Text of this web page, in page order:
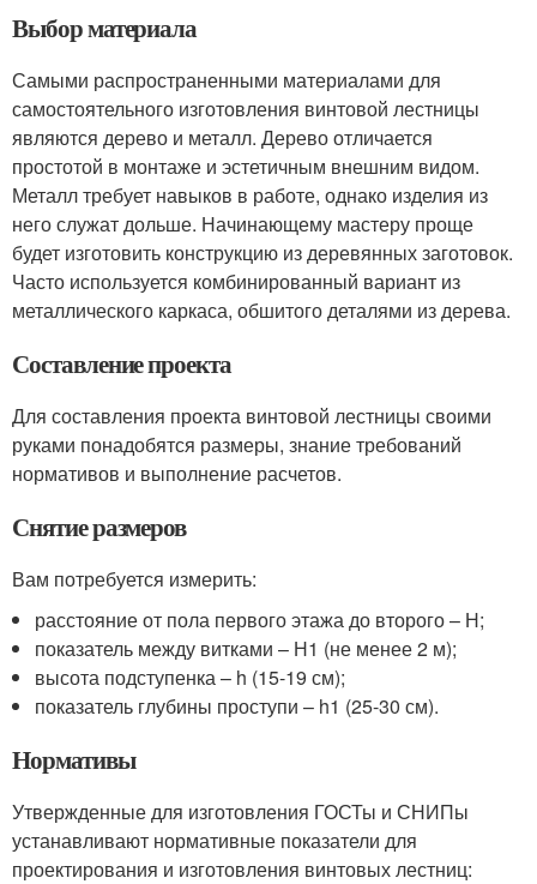
Выбор материала
Самыми распространенными материалами для
самостоятельного изготовления винтовой лестницы
являются дерево и металл. Дерево отличается
простотой в монтаже и эстетичным внешним видом.
Металл требует навыков в работе, однако изделия из
него служат дольше. Начинающему мастеру проще
будет изготовить конструкцию из деревянных заготовок.
Часто используется комбинированный вариант из
металлического каркаса, обшитого деталями из дерева.
Составление проекта
Для составления проекта винтовой лестницы своими
руками понадобятся размеры, знание требований
нормативов и выполнение расчетов.
Снятие размеров
Вам потребуется измерить:
расстояние от пола первого этажа до второго – Н;
показатель между витками – Н1 (не менее 2 м);
высота подступенка – h (15-19 см);
показатель глубины проступи – h1 (25-30 см).
Нормативы
Утвержденные для изготовления ГОСТы и СНИПы
устанавливают нормативные показатели для
проектирования и изготовления винтовых лестниц: